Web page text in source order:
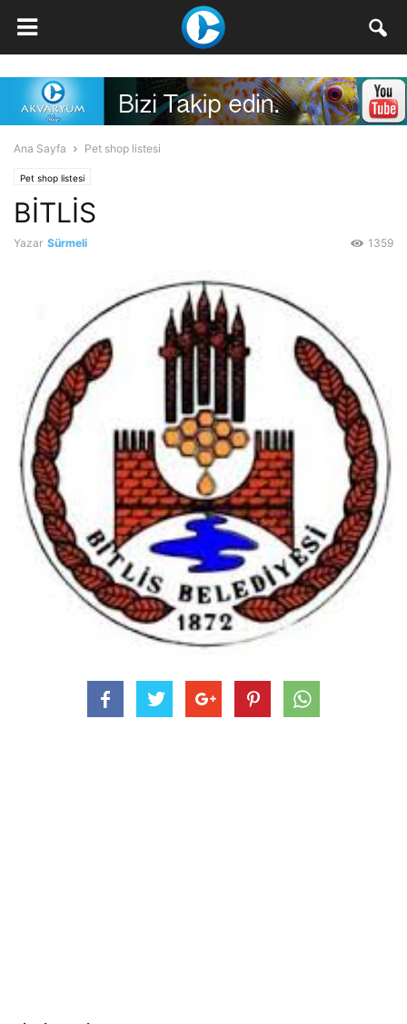
Ana Sayfa Pet shop listesi
Pet shop listesi
BİTLİS
Yazar Sürmeli 1359